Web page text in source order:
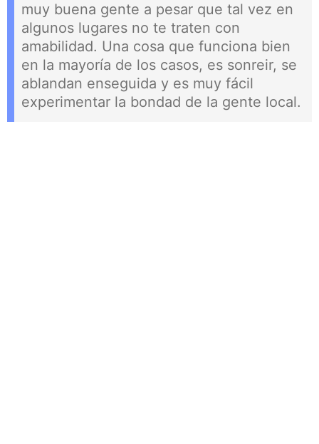
muy buena gente a pesar que tal vez en
algunos lugares no te traten con
amabilidad. Una cosa que funciona bien
en la mayoría de los casos, es sonreir, se
ablandan enseguida y es muy fácil
experimentar la bondad de la gente local.